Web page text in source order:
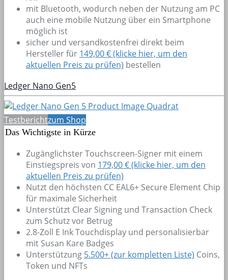
mit Bluetooth, wodurch neben der Nutzung am PC
auch eine mobile Nutzung über ein Smartphone
möglich ist
sicher und versandkostenfrei direkt beim
Hersteller für 149,00 € (klicke hier, um den
aktuellen Preis zu prüfen) bestellen
Ledger Nano Gen5
Testberichtzum Shop
Das Wichtigste in Kürze
Zugänglichster Touchscreen-Signer mit einem
Einstiegspreis von 179,00 € (klicke hier, um den
aktuellen Preis zu prüfen)
Nutzt den höchsten CC EAL6+ Secure Element Chip
für maximale Sicherheit
Unterstützt Clear Signing und Transaction Check
zum Schutz vor Betrug
2.8-Zoll E Ink Touchdisplay und personalisierbar
mit Susan Kare Badges
Unterstützung 5.500+(zur kompletten Liste) Coins,
Token und NFTs